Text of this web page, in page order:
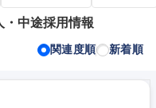
・中途採用情報
関連度順 新着順